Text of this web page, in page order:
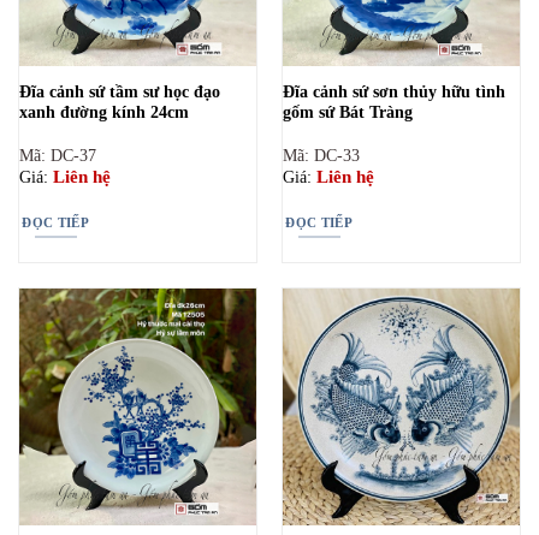
Đĩa cảnh sứ tầm sư học đạo
xanh đường kính 24cm
Mã: DC-37
Giá: Liên hệ
ĐỌC TIẾP
Đĩa cảnh sứ sơn thủy hữu tình
gốm sứ Bát Tràng
Mã: DC-33
Giá: Liên hệ
ĐỌC TIẾP